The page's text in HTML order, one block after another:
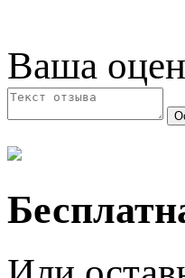
Ваша